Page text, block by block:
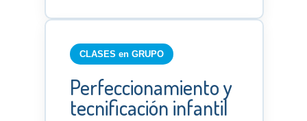
CLASES en GRUPO
Perfeccionamiento y
tecnificación infantil